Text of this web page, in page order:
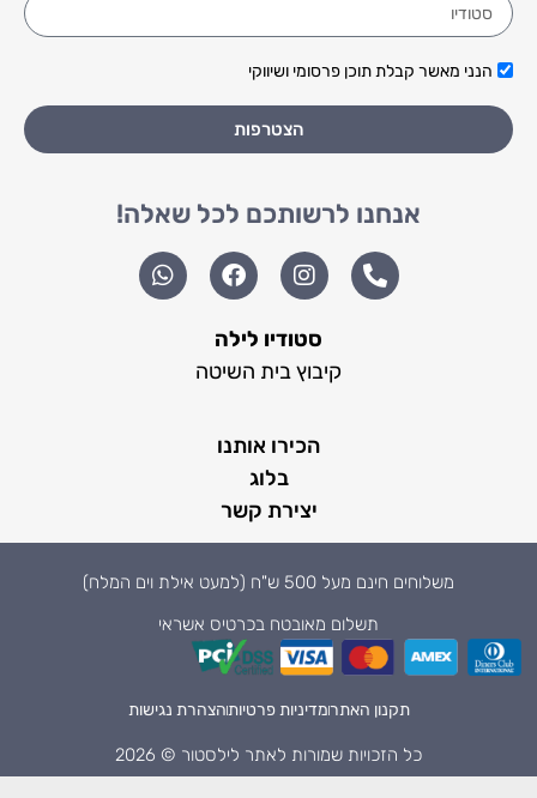
הנני מאשר קבלת תוכן פרסומי ושיווקי
הצטרפות
אנחנו לרשותכם לכל שאלה!
סטודיו לילה
קיבוץ בית השיטה
הכירו אותנו
בלוג
יצירת קשר
משלוחים חינם מעל 500 ש"ח (למעט אילת וים המלח)
תשלום מאובטח בכרטיס אשראי
תקנון האתרמדיניות פרטיותהצהרת נגישות
כל הזכויות שמורות לאתר לילסטור © 2026